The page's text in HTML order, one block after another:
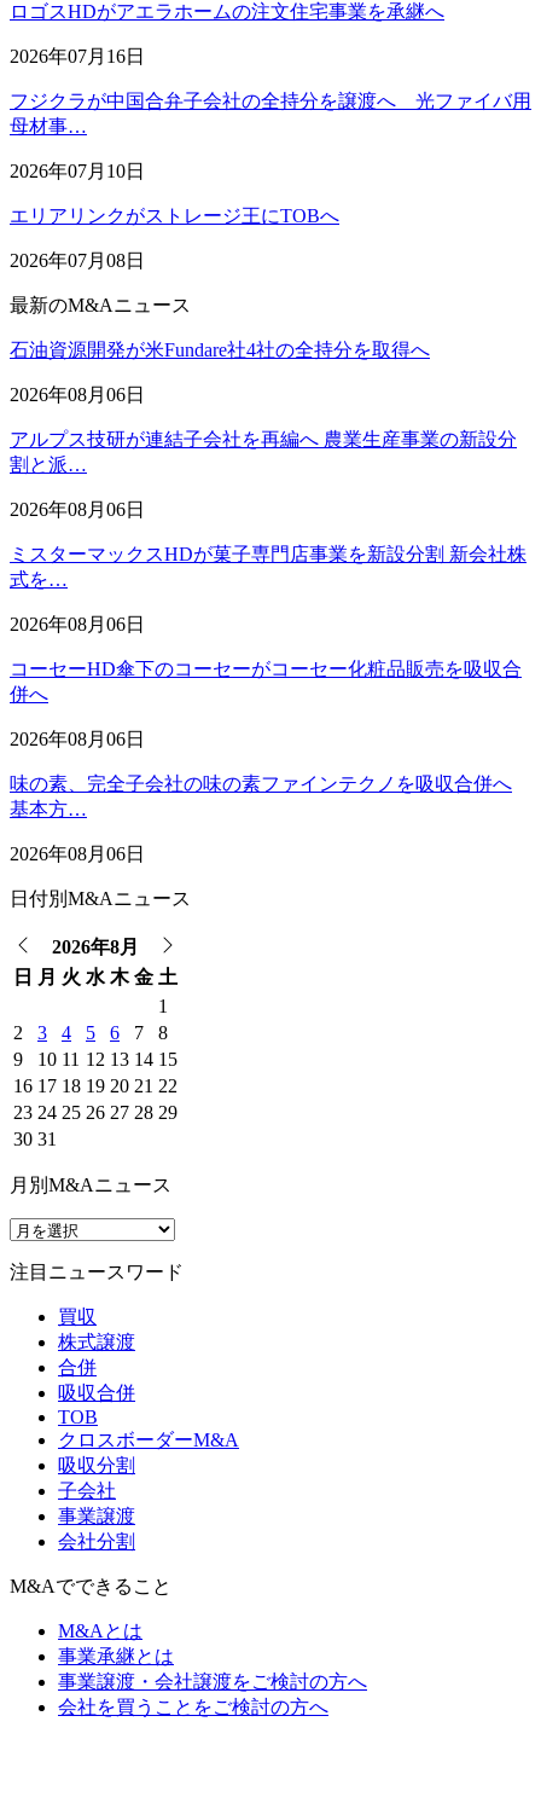
ロゴスHDがアエラホームの注文住宅事業を承継へ
2026年07月16日
フジクラが中国合弁子会社の全持分を譲渡へ 光ファイバ用
母材事…
2026年07月10日
エリアリンクがストレージ王にTOBへ
2026年07月08日
最新のM&Aニュース
石油資源開発が米Fundare社4社の全持分を取得へ
2026年08月06日
アルプス技研が連結子会社を再編へ 農業生産事業の新設分
割と派…
2026年08月06日
ミスターマックスHDが菓子専門店事業を新設分割 新会社株
式を…
2026年08月06日
コーセーHD傘下のコーセーがコーセー化粧品販売を吸収合
併へ
2026年08月06日
味の素、完全子会社の味の素ファインテクノを吸収合併へ
基本方…
2026年08月06日
日付別M&Aニュース
2026年8月
日
月 火 水 木 金 土
1
2
3 4 5 6 7
8
9
10 11 12 13 14 15
16 17 18 19 20 21 22
23 24 25 26 27 28 29
30 31
月別M&Aニュース
注目ニュースワード
買収
株式譲渡
合併
吸収合併
TOB
クロスボーダーM&A
吸収分割
子会社
事業譲渡
会社分割
M&Aでできること
M&Aとは
事業承継とは
事業譲渡・会社譲渡をご検討の方へ
会社を買うことをご検討の方へ